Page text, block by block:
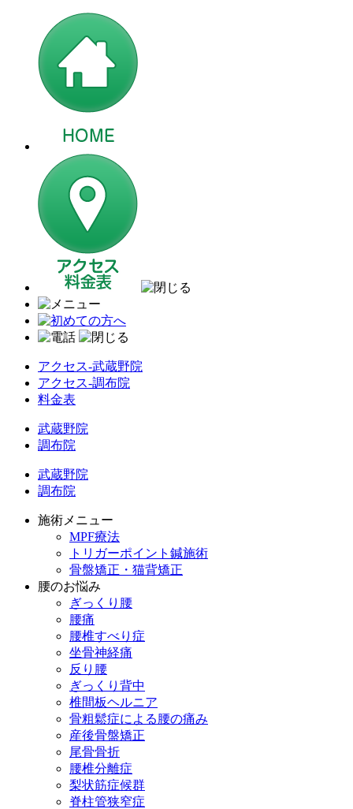
アクセス-武蔵野院
アクセス-調布院
料金表
武蔵野院
調布院
武蔵野院
調布院
施術メニュー
MPF療法
トリガーポイント鍼施術
骨盤矯正・猫背矯正
腰のお悩み
ぎっくり腰
腰痛
腰椎すべり症
坐骨神経痛
反り腰
ぎっくり背中
椎間板ヘルニア
骨粗鬆症による腰の痛み
産後骨盤矯正
尾骨骨折
腰椎分離症
梨状筋症候群
脊柱管狭窄症